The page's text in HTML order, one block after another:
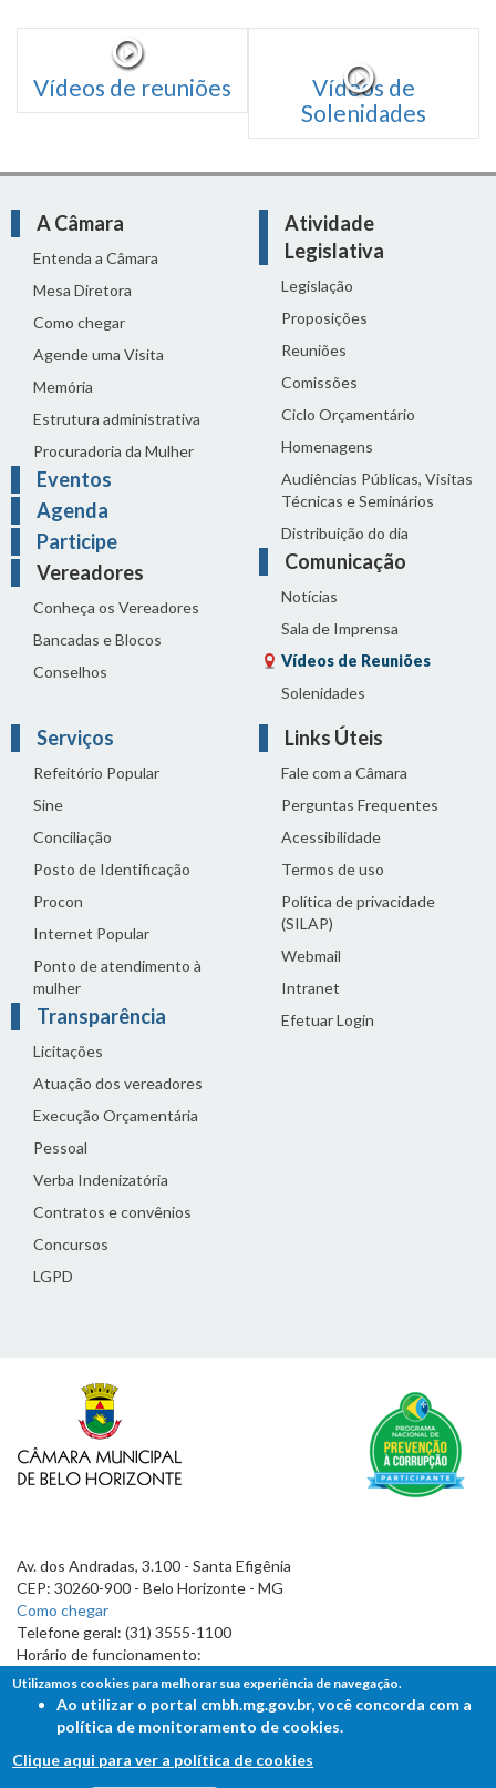
Vídeos de reuniões
Vídeos de
Solenidades
A Câmara
Entenda a Câmara
Mesa Diretora
Como chegar
Agende uma Visita
Memória
Estrutura administrativa
Procuradoria da Mulher
Eventos
Agenda
Participe
Vereadores
Conheça os Vereadores
Bancadas e Blocos
Conselhos
Atividade
Legislativa
Legislação
Proposições
Reuniões
Comissões
Ciclo Orçamentário
Homenagens
Audiências Públicas, Visitas
Técnicas e Seminários
Distribuição do dia
Comunicação
Notícias
Sala de Imprensa
Vídeos de Reuniões
Solenidades
Serviços
Refeitório Popular
Sine
Conciliação
Posto de Identificação
Procon
Internet Popular
Ponto de atendimento à
mulher
Transparência
Licitações
Atuação dos vereadores
Execução Orçamentária
Pessoal
Verba Indenizatória
Contratos e convênios
Concursos
LGPD
Links Úteis
Fale com a Câmara
Perguntas Frequentes
Acessibilidade
Termos de uso
Política de privacidade
(SILAP)
Webmail
Intranet
Efetuar Login
Av. dos Andradas, 3.100 - Santa Efigênia
CEP: 30260-900 - Belo Horizonte - MG
Como chegar
Telefone geral: (31) 3555-1100
Horário de funcionamento:
7h às 19h
Utilizamos cookies para melhorar sua experiência de navegação.
Ao utilizar o portal cmbh.mg.gov.br, você concorda com a
política de monitoramento de cookies.
Clique aqui para ver a política de cookies